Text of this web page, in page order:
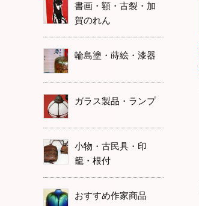
書画・額・古裂・加
賀のれん
輪島塗・蒔絵・漆器
ガラス製品・ランプ
小物・古民具・印
籠・根付
おすすめ作家商品